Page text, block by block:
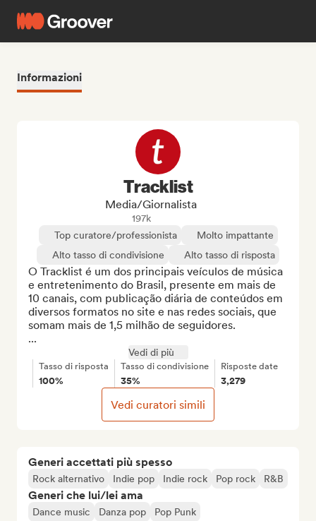
Informazioni
Generi accettati più spesso
Rock alternativo Indie pop Indie rock Pop rock R&B
Generi che lui/lei ama
Dance music Danza pop Pop Punk
Tracklist
Media/Giornalista
197k
Top curatore/professionista
Molto impattante
Alto tasso di condivisione
Alto tasso di risposta
O Tracklist é um dos principais veículos de música
e entretenimento do Brasil, presente em mais de
10 canais, com publicação diária de conteúdos em
diversos formatos no site e nas redes sociais, que
somam mais de 1,5 milhão de seguidores.
...
Vedi di più
Tasso di risposta
100%
Tasso di condivisione
35%
Risposte date
3,279
Vedi curatori simili